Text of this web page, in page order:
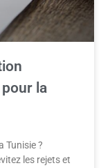
la
Tunisie ?
les rejets et